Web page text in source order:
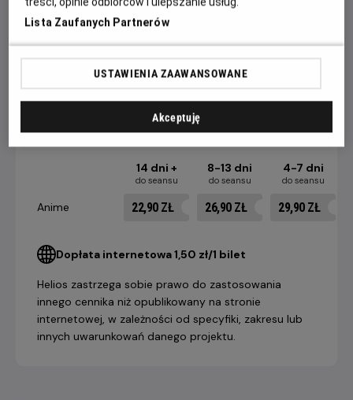
ANIME OTRZYMAJĄ SPECJALNĄ POCZTÓWKĘ Z KADREM
FILMOWYM. OFERTA WAŻNA DO WYCZERPANIA
14 dni +
do seansu
8-13 dni
do seansu
4-7 dni
do seansu
Anime 22,90 ZŁ 26,90 ZŁ 29,90 ZŁ
Dopłata internetowa 1,50 zł/1 bilet
Helios zastrzega sobie prawo do zastosowania
innego cennika niż opublikowany na stronie
internetowej, w zależności od specyfiki, zakresu lub
innych uwarunkowań danego projektu.
Lista Zaufanych Partnerów
USTAWIENIA ZAAWANSOWANE
Akceptuję